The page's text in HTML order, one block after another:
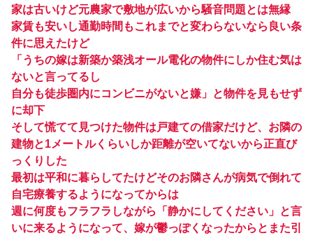
家は古いけど元農家で敷地が広いから騒音問題とは無縁
家賃も安いし通勤時間もこれまでと変わらないなら良い条
件に思えたけど
「うちの嫁は新築か築浅オール電化の物件にしか住む気は
ないと言ってるし
自分も徒歩圏内にコンビニがないと嫌」と物件を見もせず
に却下
そして慌てて見つけた物件は戸建ての借家だけど、お隣の
建物と1メートルくらいしか距離が空いてないから正直び
っくりした
最初は平和に暮らしてたけどそのお隣さんが病気で倒れて
自宅療養するようになってからは
週に何度もフラフラしながら「静かにしてください」と言
いに来るようになって、嫁が鬱っぽくなったからとまた引